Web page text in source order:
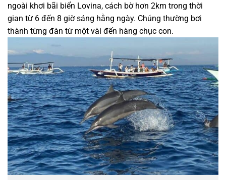
ngoài khơi bãi biển Lovina, cách bờ hơn 2km trong thời
gian từ 6 đến 8 giờ sáng hằng ngày. Chúng thường bơi
thành từng đàn từ một vài đến hàng chục con.